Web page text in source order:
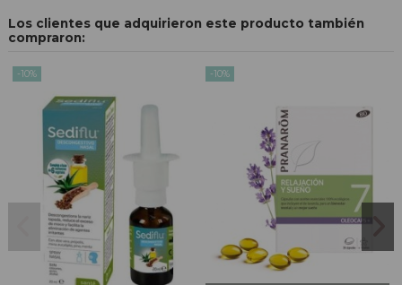
Los clientes que adquirieron este producto también
compraron:
-10% -10%